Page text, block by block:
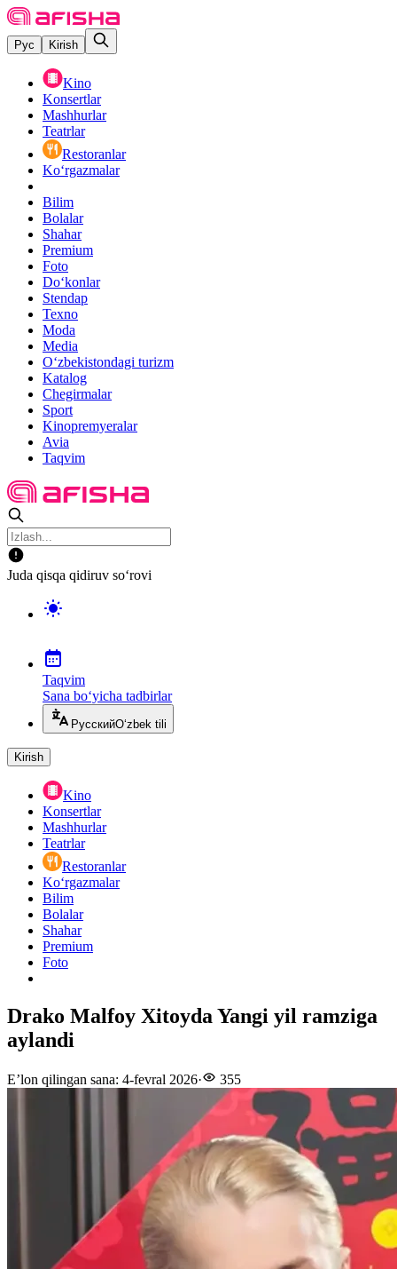
Рус Kirish
Kino
Konsertlar
Mashhurlar
Teatrlar
Restoranlar
Ko‘rgazmalar
Bilim
Bolalar
Shahar
Premium
Foto
Do‘konlar
Stendap
Texno
Moda
Media
O‘zbekistondagi turizm
Katalog
Chegirmalar
Sport
Kinopremyeralar
Avia
Taqvim
Juda qisqa qidiruv so‘rovi
Taqvim
Sana bo‘yicha tadbirlar
РусскийO‘zbek tili
Kirish
Kino
Konsertlar
Mashhurlar
Teatrlar
Restoranlar
Ko‘rgazmalar
Bilim
Bolalar
Shahar
Premium
Foto
Drako Malfoy Xitoyda Yangi yil ramziga
aylandi
E’lon qilingan sana: 4-fevral 2026· 355